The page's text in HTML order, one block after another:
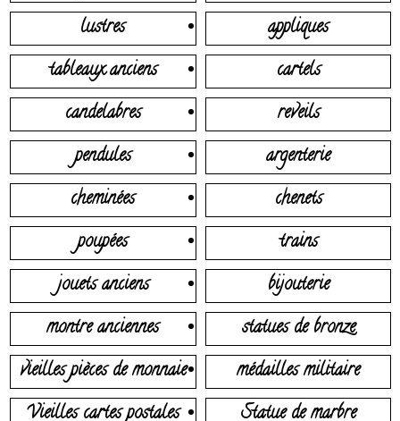
lustres
appliques
tableaux anciens
cartels
candelabres
reveils
pendules
argenterie
cheminées
chenets
poupées
trains
jouets anciens
bijouterie
montre anciennes
statues de bronze
vieilles pièces de monnaie
médailles militaire
Vieilles cartes postales
Statue de marbre